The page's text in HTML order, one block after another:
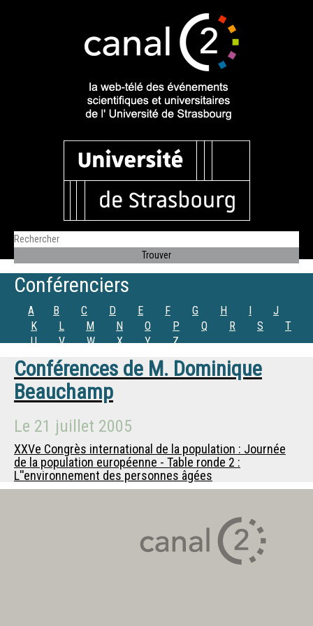
Conférenciers
A B C D E F G H I
J
K
L M N O P Q R S
T
U
V W X Y Z
Conférences de M. Dominique
Beauchamp
Le 21 juillet 2005
XXVe Congrès international de la population : Journée
de la population européenne - Table ronde 2 :
L''environnement des personnes âgées